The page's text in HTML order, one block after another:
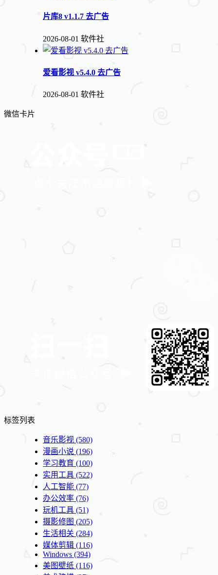
片库8 v1.1.7 去广告
2026-08-01 软件社
爱看影视 v5.4.0 去广告
2026-08-01 软件社
微信卡片
标签列表
音乐影视 (580)
漫画小说 (196)
学习教育 (100)
实用工具 (522)
人工智能 (77)
办公效率 (76)
玩机工具 (51)
摄影修图 (205)
生活相关 (284)
媒体剪辑 (116)
Windows (394)
美图壁纸 (116)